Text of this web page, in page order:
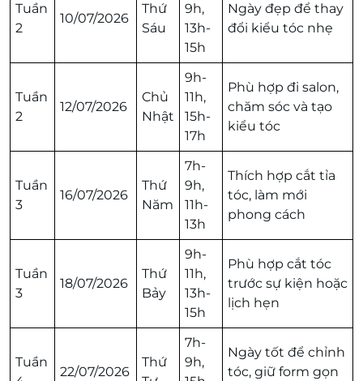
Tuần
2
10/07/2026
Thứ
Sáu
9h,
13h-
15h
Ngày đẹp để thay
đổi kiểu tóc nhẹ
Tuần
2
12/07/2026
Chủ
Nhật
9h-
11h,
15h-
17h
Phù hợp đi salon,
chăm sóc và tạo
kiểu tóc
Tuần
3
16/07/2026
Thứ
Năm
7h-
9h,
11h-
13h
Thích hợp cắt tỉa
tóc, làm mới
phong cách
Tuần
3
18/07/2026
Thứ
Bảy
9h-
11h,
13h-
15h
Phù hợp cắt tóc
trước sự kiện hoặc
lịch hẹn
Tuần
22/07/2026
Thứ
7h-
9h,
Ngày tốt để chỉnh
tóc, giữ form gọn